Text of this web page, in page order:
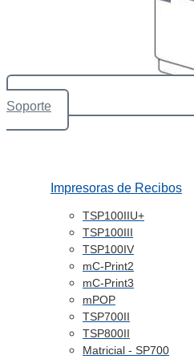
Impresoras de Recibos
TSP100IIU+
TSP100III
TSP100IV
mC-Print2
mC-Print3
mPOP
TSP700II
TSP800II
Matricial - SP700
Soporte